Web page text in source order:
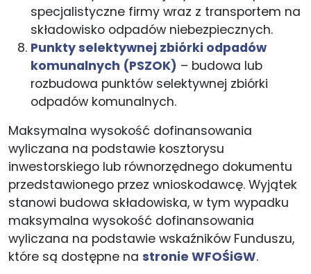
specjalistyczne firmy wraz z transportem na
składowisko odpadów niebezpiecznych.
Punkty selektywnej zbiórki odpadów
komunalnych (PSZOK) – budowa lub
rozbudowa punktów selektywnej zbiórki
odpadów komunalnych.
Maksymalna wysokość dofinansowania
wyliczana na podstawie kosztorysu
inwestorskiego lub równorzędnego dokumentu
przedstawionego przez wnioskodawcę. Wyjątek
stanowi budowa składowiska, w tym wypadku
maksymalna wysokość dofinansowania
wyliczana na podstawie wskaźników Funduszu,
które są dostępne na stronie WFOŚiGW.